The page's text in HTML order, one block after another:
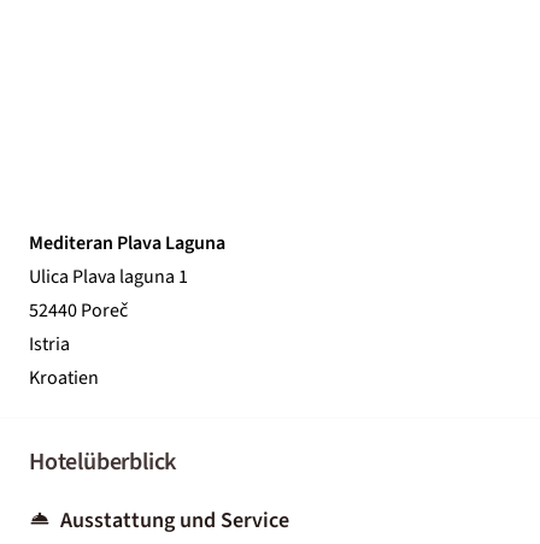
Mediteran Plava Laguna
Ulica Plava laguna 1
52440 Poreč
Istria
Kroatien
Hotelüberblick
Ausstattung und Service